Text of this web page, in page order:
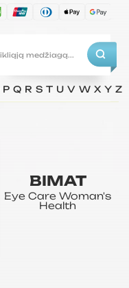
P Q R S T U V W X Y Z
BIMAT
Eye Care Woman's
Health